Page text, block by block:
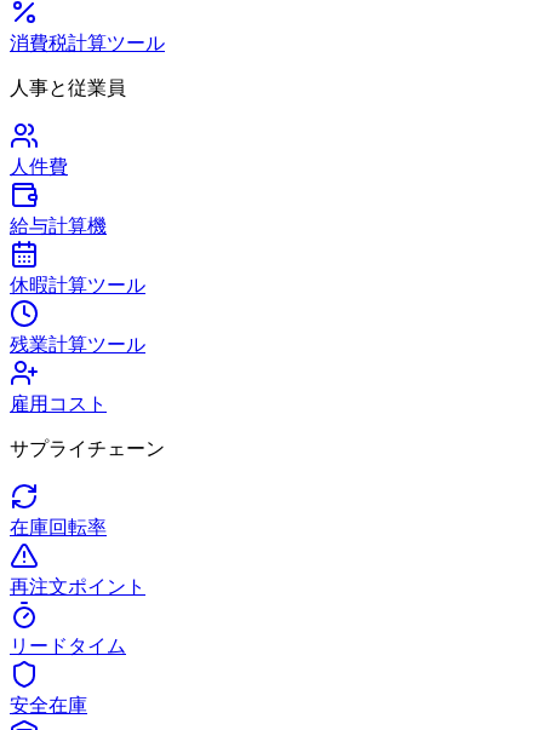
消費税計算ツール
人事と従業員
人件費
給与計算機
休暇計算ツール
残業計算ツール
雇用コスト
サプライチェーン
在庫回転率
再注文ポイント
リードタイム
安全在庫